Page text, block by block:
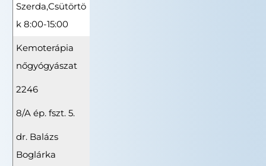
Szerda,Csütörtö
k 8:00-15:00
Kemoterápia
nőgyógyászat
2246
8/A ép. fszt. 5.
dr. Balázs
Boglárka